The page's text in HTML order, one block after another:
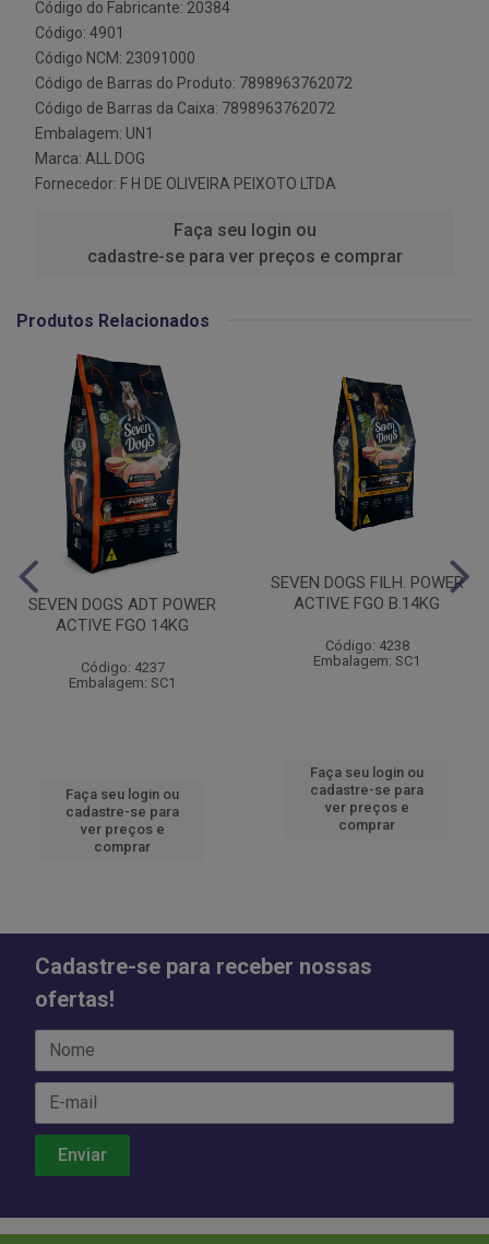
Código do Fabricante: 20384
Código: 4901
Código NCM: 23091000
Código de Barras do Produto: 7898963762072
Código de Barras da Caixa: 7898963762072
Embalagem: UN1
Marca: ALL DOG
Fornecedor: F H DE OLIVEIRA PEIXOTO LTDA
Faça seu login ou
cadastre-se para ver preços e comprar
Produtos Relacionados
SEVEN DOGS ADT POWER
ACTIVE FGO 14KG
Código: 4237
Embalagem: SC1
Faça seu login ou
cadastre-se para
ver preços e
comprar
SEVEN DOGS FILH. POWER
ACTIVE FGO B.14KG
Código: 4238
Embalagem: SC1
Faça seu login ou
cadastre-se para
ver preços e
comprar
Cadastre-se para receber nossas
ofertas!